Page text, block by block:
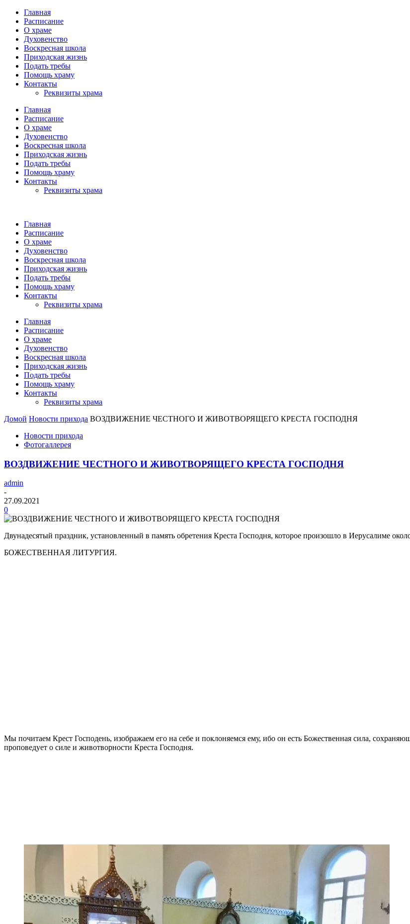
Главная
Расписание
О храме
Духовенство
Воскресная школа
Приходская жизнь
Подать требы
Помощь храму
Контакты
Реквизиты храма
Главная
Расписание
О храме
Духовенство
Воскресная школа
Приходская жизнь
Подать требы
Помощь храму
Контакты
Реквизиты храма
Главная
Расписание
О храме
Духовенство
Воскресная школа
Приходская жизнь
Подать требы
Помощь храму
Контакты
Реквизиты храма
Главная
Расписание
О храме
Духовенство
Воскресная школа
Приходская жизнь
Подать требы
Помощь храму
Контакты
Реквизиты храма
Домой Новости прихода ВОЗДВИЖЕНИЕ ЧЕСТНОГО И ЖИВОТВОРЯЩЕГО КРЕСТА ГОСПОДНЯ
Новости прихода
Фотогаллерея
ВОЗДВИЖЕНИЕ ЧЕСТНОГО И ЖИВОТВОРЯЩЕГО КРЕСТА ГОСПОДНЯ
admin
-
27.09.2021
0
Двунадесятый праздник, установленный в память обретения Креста Господня, которое произошло в Иерусалиме
БОЖЕСТВЕННАЯ ЛИТУРГИЯ.
Мы почитаем Крест Господень, изображаем его на себе и поклоняемся ему, ибо он есть Божественная сила,
проповедует о силе и животворности Креста Господня.